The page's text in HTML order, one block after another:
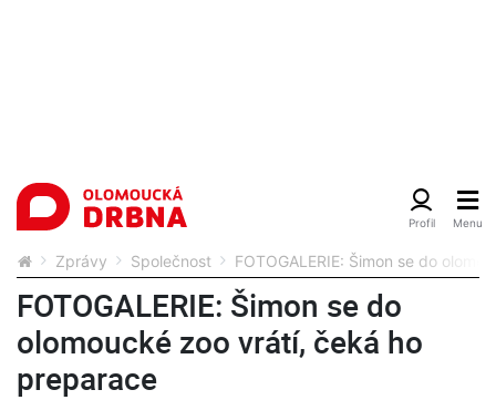
Zprávy Společnost FOTOGALERIE: Šimon se do
FOTOGALERIE: Šimon se do
olomoucké zoo vrátí, čeká ho
preparace